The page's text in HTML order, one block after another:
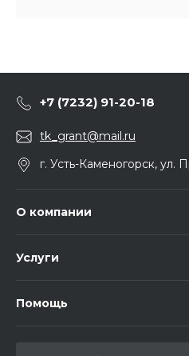
+7 (7232) 91-20-18
tk_grant@mail.ru
г. Усть-Каменогорск, ул.
О компании
Услуги
Помощь